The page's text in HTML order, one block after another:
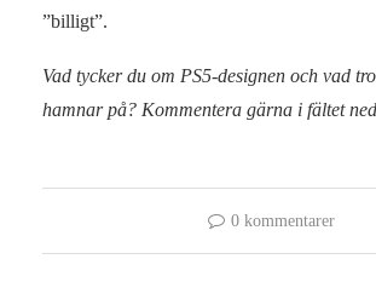
”billigt”.
Vad tycker du om PS5-designen och vad
hamnar på? Kommentera gärna i fältet
0 kommentarer